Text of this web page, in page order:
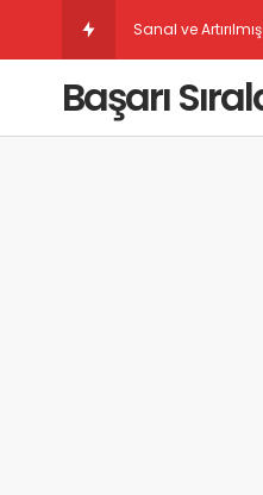
Sanal ve
Başarı